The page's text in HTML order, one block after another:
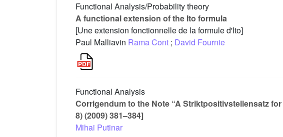
Functional Analysis/Probability theory
A functional extension of the Ito formula
[Une extension fonctionnelle de la formule d'Ito]
Paul Malliavin Rama Cont ; David Fournie
Functional Analysis
Corrigendum to the Note “A Striktpositivstellensatz
8) (2009) 381–384]
Mihai Putinar